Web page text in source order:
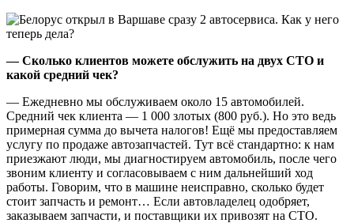
— Сколько клиентов можете обслужить на двух СТО и
какой средний чек?
— Ежедневно мы обслуживаем около 15 автомобилей.
Средний чек клиента — 1 000 злотых (800 руб.). Но это ведь
примерная сумма до вычета налогов! Ещё мы предоставляем
услугу по продаже автозапчастей. Тут всё стандартно: к нам
приезжают люди, мы диагностируем автомобиль, после чего
звоним клиенту и согласовываем с ним дальнейший ход
работы. Говорим, что в машине неисправно, сколько будет
стоит запчасть и ремонт… Если автовладелец одобряет,
заказываем запчасти, и поставщики их привозят на СТО.